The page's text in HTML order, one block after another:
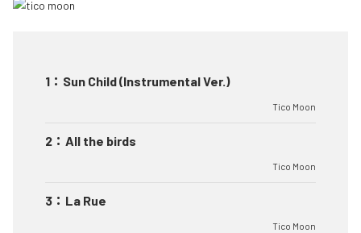
1 ： Sun Child (Instrumental Ver.)
Tico Moon
2 ： All the birds
Tico Moon
3 ： La Rue
Tico Moon